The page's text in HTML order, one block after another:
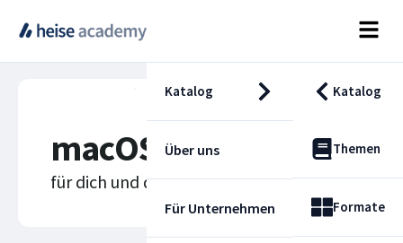
Katalog Katalog
Themen
Formate
Über uns
Für Unternehmen
macOS
für dich und deine Karriere